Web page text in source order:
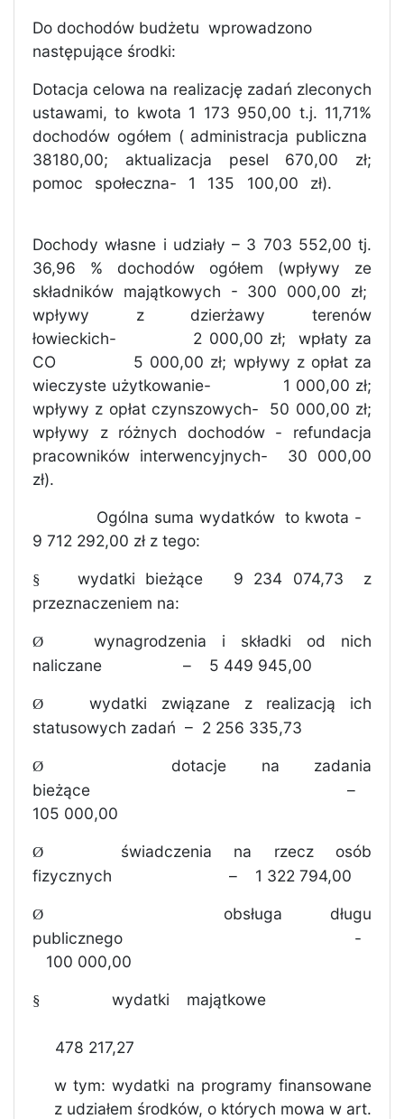
Do dochodów budżetu wprowadzono
następujące środki:
Dotacja celowa na realizację zadań zleconych
ustawami, to kwota 1 173 950,00 t.j. 11,71%
dochodów ogółem ( administracja publiczna
38180,00; aktualizacja pesel 670,00 zł;
pomoc społeczna- 1 135 100,00 zł).
Dochody własne i udziały – 3 703 552,00 tj.
36,96 % dochodów ogółem (wpływy ze
składników majątkowych - 300 000,00 zł;
wpływy z dzierżawy terenów
łowieckich-
2 000,00 zł;
wpłaty za
CO
5 000,00 zł; wpływy z opłat za
wieczyste użytkowanie-
1 000,00 zł;
wpływy z opłat czynszowych-
50 000,00 zł;
wpływy z różnych dochodów - refundacja
pracowników interwencyjnych-
30 000,00
zł).
Ogólna suma wydatków to kwota -
9 712 292,00 zł z tego:
§ wydatki bieżące 9 234 074,73
z
przeznaczeniem na:
Ø
wynagrodzenia i składki od nich
naliczane
– 5 449 945,00
Ø
wydatki związane z realizacją ich
statusowych zadań – 2 256 335,73
Ø
dotacje na zadania
bieżące
–
105 000,00
Ø
świadczenia na rzecz osób
fizycznych
– 1 322 794,00
Ø
obsługa długu
publicznego
-
100 000,00
§ wydatki majątkowe
478 217,27
w tym: wydatki na programy finansowane
z udziałem środków, o których mowa w art.